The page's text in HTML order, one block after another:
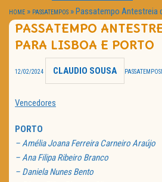
HOME » PASSATEMPOS »Passatempo Antestreia
PASSATEMPO
PARA LISBOA E PORTO
12/02/2024 CLAUDIO SOUSA PASSATEMPOS
Vencedores
PORTO
– Amélia Joana Ferreira Carneiro Araújo
– Ana Filipa Ribeiro Branco
– Daniela Nunes Bento